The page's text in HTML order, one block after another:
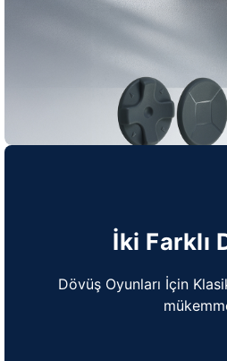
İki Farklı
Dövüş Oyunları İçin